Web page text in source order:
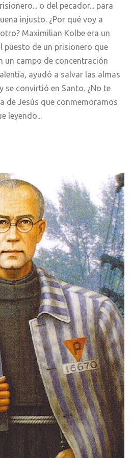
o del pecador... para
injusto. ¿Por qué voy a
Maximilian Kolbe era un
puesto de un prisionero que
un campo de concentración
ayudó a salvar las almas
se convirtió en Santo. ¿No te
de Jesús que conmemoramos
leyendo...